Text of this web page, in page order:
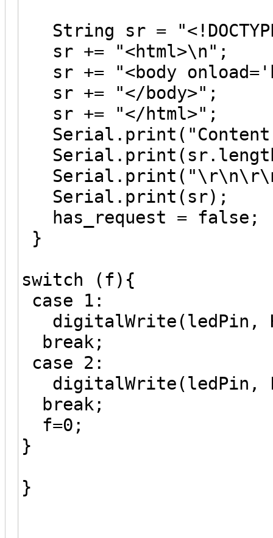
String sr =
sr += "<html>\n";
sr += "<body
sr += "</body>";
sr += "</html>";
Serial.print(sr);
has_request = false;
}
switch (f){
case 1:
digitalWrite(ledPin,
break;
case 2:
digitalWrite(ledPin,
break;
f=0;
}
}